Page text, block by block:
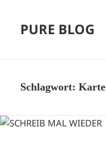
PURE BLOG
Schlagwort:Karte